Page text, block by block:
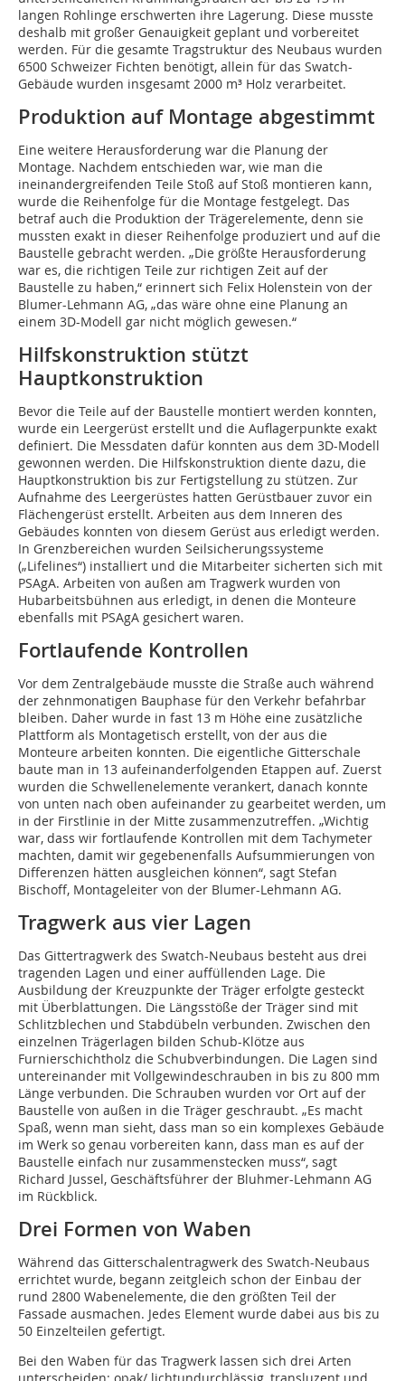
langen Rohlinge erschwerten ihre Lagerung. Diese musste
deshalb mit großer Genauigkeit geplant und vorbereitet
werden. Für die gesamte Tragstruktur des Neubaus wurden
6500 Schweizer Fichten benötigt, allein für das Swatch-
Gebäude wurden insgesamt 2000 m³ Holz verarbeitet.
Produktion auf Montage abgestimmt
Eine weitere Herausforderung war die Planung der
Montage. Nachdem entschieden war, wie man die
ineinandergreifenden Teile Stoß auf Stoß montieren kann,
wurde die Reihenfolge für die Montage festgelegt. Das
betraf auch die Produktion der Trägerelemente, denn sie
mussten exakt in dieser Reihenfolge produziert und auf die
Baustelle gebracht werden. „Die größte Herausforderung
war es, die richtigen Teile zur richtigen Zeit auf der
Baustelle zu haben,“ erinnert sich Felix Holenstein von der
Blumer-Lehmann AG, „das wäre ohne eine Planung an
einem 3D-Modell gar nicht möglich gewesen.“
Hilfskonstruktion stützt
Hauptkonstruktion
Bevor die Teile auf der Baustelle montiert werden konnten,
wurde ein Leergerüst erstellt und die Auf­lagerpunkte exakt
definiert. Die Messdaten dafür konnten aus dem 3D-Modell
gewonnen werden. Die Hilfskonstruktion diente dazu, die
Hauptkonstruktion bis zur Fertigstellung zu stützen. Zur
Aufnahme des Leergerüstes hatten Gerüstbauer zuvor ein
Flächengerüst erstellt. Arbeiten aus dem Inneren des
Gebäudes konnten von diesem Gerüst aus erledigt werden.
In Grenzbereichen wurden Seilsicherungssysteme
(„Lifelines“) installiert und die Mitarbeiter sicherten sich mit
PSAgA. Arbeiten von außen am Tragwerk wurden von
Hubarbeitsbühnen aus erledigt, in denen die Monteure
ebenfalls mit PSAgA gesichert waren.
Fortlaufende Kontrollen
Vor dem Zentralgebäude musste die Straße auch während
der zehnmonatigen Bauphase für den Verkehr befahrbar
bleiben. Daher wurde in fast 13 m Höhe eine zusätzliche
Plattform als Montagetisch erstellt, von der aus die
Monteure arbeiten konnten. Die eigentliche Gitterschale
baute man in 13 aufeinanderfolgenden Etappen auf. Zuerst
wurden die Schwellenelemente verankert, danach konnte
von unten nach oben aufeinander zu gearbeitet werden, um
in der Firstlinie in der Mitte zusammenzutreffen. „Wichtig
war, dass wir fortlaufende Kontrollen mit dem Tachymeter
machten, damit wir gegebenenfalls Aufsummierungen von
Differenzen hätten ausgleichen können“, sagt Stefan
Bischoff, Montageleiter von der Blumer-Lehmann AG.
Tragwerk aus vier Lagen
Das Gittertragwerk des Swatch-Neubaus besteht aus drei
tragenden Lagen und einer auffüllenden Lage. Die
Ausbildung der Kreuzpunkte der Träger erfolgte gesteckt
mit Überblattungen. Die Längsstöße der Träger sind mit
Schlitzblechen und Stabdübeln verbunden. Zwischen den
einzelnen Trägerlagen bilden Schub-Klötze aus
Furnierschichtholz die Schubverbindungen. Die Lagen sind
untereinander mit Vollgewindeschrauben in bis zu 800 mm
Länge verbunden. Die Schrauben wurden vor Ort auf der
Baustelle von außen in die Träger geschraubt. „Es macht
Spaß, wenn man sieht, dass man so ein komplexes Gebäude
im Werk so genau vorbereiten kann, dass man es auf der
Baustelle einfach nur zusammenstecken muss“, sagt
Richard Jussel, Geschäftsführer der Bluhmer-Lehmann AG
im Rückblick.
Drei Formen von Waben
Während das Gitterschalentragwerk des Swatch-Neubaus
errichtet wurde, begann zeitgleich schon der Einbau der
rund 2800 Wabenelemente, die den größten Teil der
Fassade ausmachen. Jedes Element wurde dabei aus bis zu
50 Einzelteilen gefertigt.
Bei den Waben für das Tragwerk lassen sich drei Arten
unterscheiden: opak/ lichtundurchlässig, transluzent und